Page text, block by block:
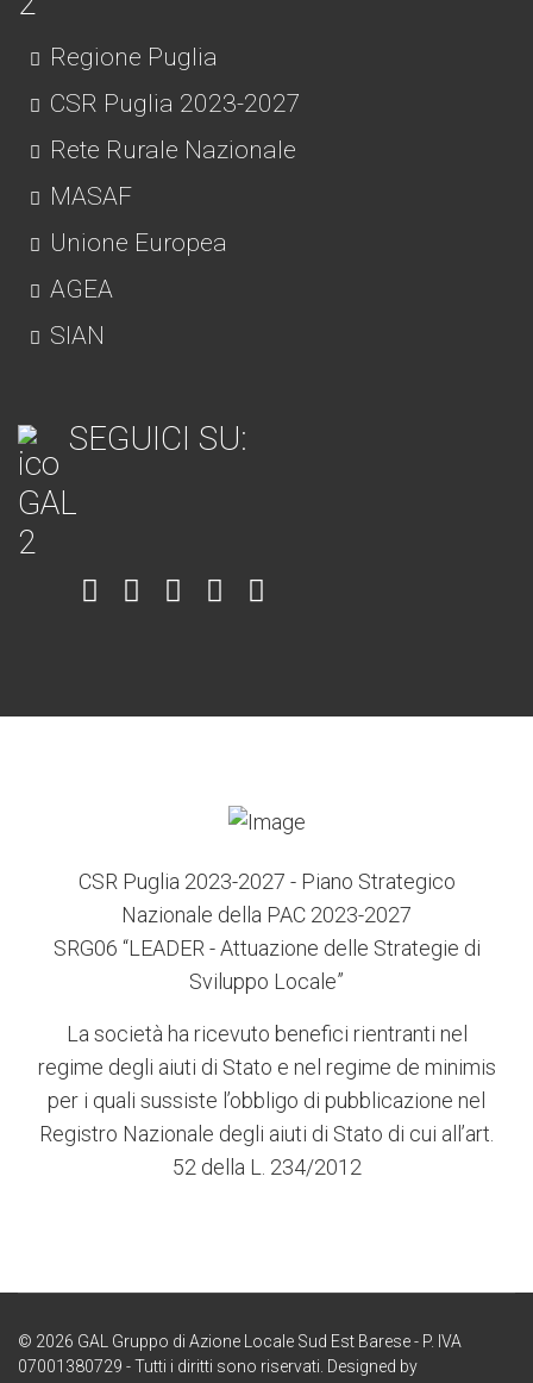
Regione Puglia
CSR Puglia 2023-2027
Rete Rurale Nazionale
MASAF
Unione Europea
AGEA
SIAN
SEGUICI SU:
Item Item Item Item
CSR Puglia 2023-2027 - Piano Strategico
Nazionale della PAC 2023-2027
SRG06 “LEADER - Attuazione delle Strategie di
Sviluppo Locale”
La società ha ricevuto benefici rientranti nel
regime degli aiuti di Stato e nel regime de minimis
per i quali sussiste l’obbligo di pubblicazione nel
Registro Nazionale degli aiuti di Stato di cui all’art.
52 della L. 234/2012
© 2026 GAL Gruppo di Azione Locale Sud Est Barese - P. IVA
07001380729 - Tutti i diritti sono riservati. Designed by